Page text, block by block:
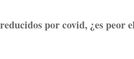
por covid, ¿es peor